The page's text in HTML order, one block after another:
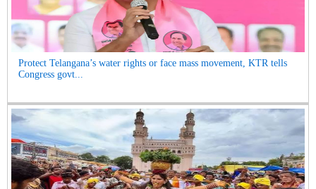
Protect Telangana’s water rights or face mass movement, KTR tells
Congress govt...